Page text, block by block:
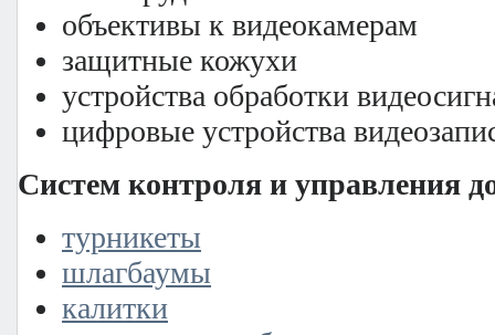
объективы к видеокамерам
защитные кожухи
устройства обработки
цифровые устройства
Систем контроля и управления
турникеты
шлагбаумы
калитки